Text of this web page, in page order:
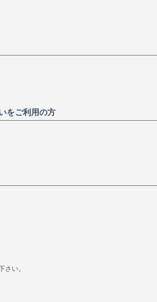
をご利用の方
さい。